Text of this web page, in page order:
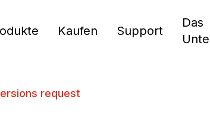
Kaufen Support
Das
request